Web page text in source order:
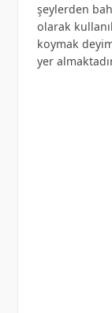
şeylerden
olarak
koymak
yer